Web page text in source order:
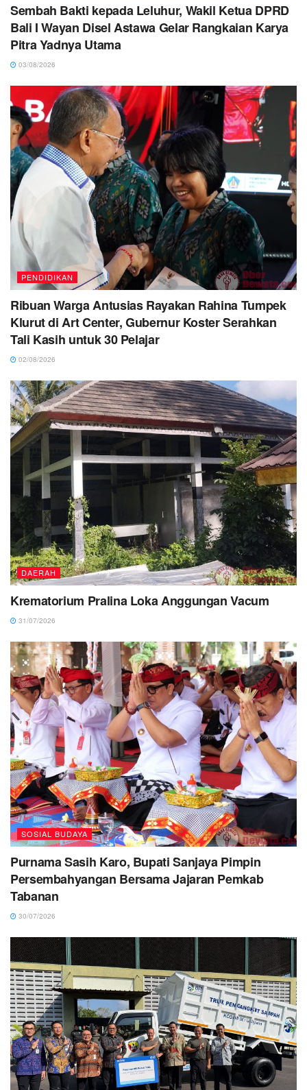
Sembah Bakti kepada Leluhur, Wakil Ketua DPRD
Bali I Wayan Disel Astawa Gelar Rangkaian Karya
Pitra Yadnya Utama
03/08/2026
PENDIDIKAN
Ribuan Warga Antusias Rayakan Rahina Tumpek
Klurut di Art Center, Gubernur Koster Serahkan
Tali Kasih untuk 30 Pelajar
02/08/2026
DAERAH
Krematorium Pralina Loka Anggungan Vacum
31/07/2026
SOSIAL BUDAYA
Purnama Sasih Karo, Bupati Sanjaya Pimpin
Persembahyangan Bersama Jajaran Pemkab
Tabanan
30/07/2026